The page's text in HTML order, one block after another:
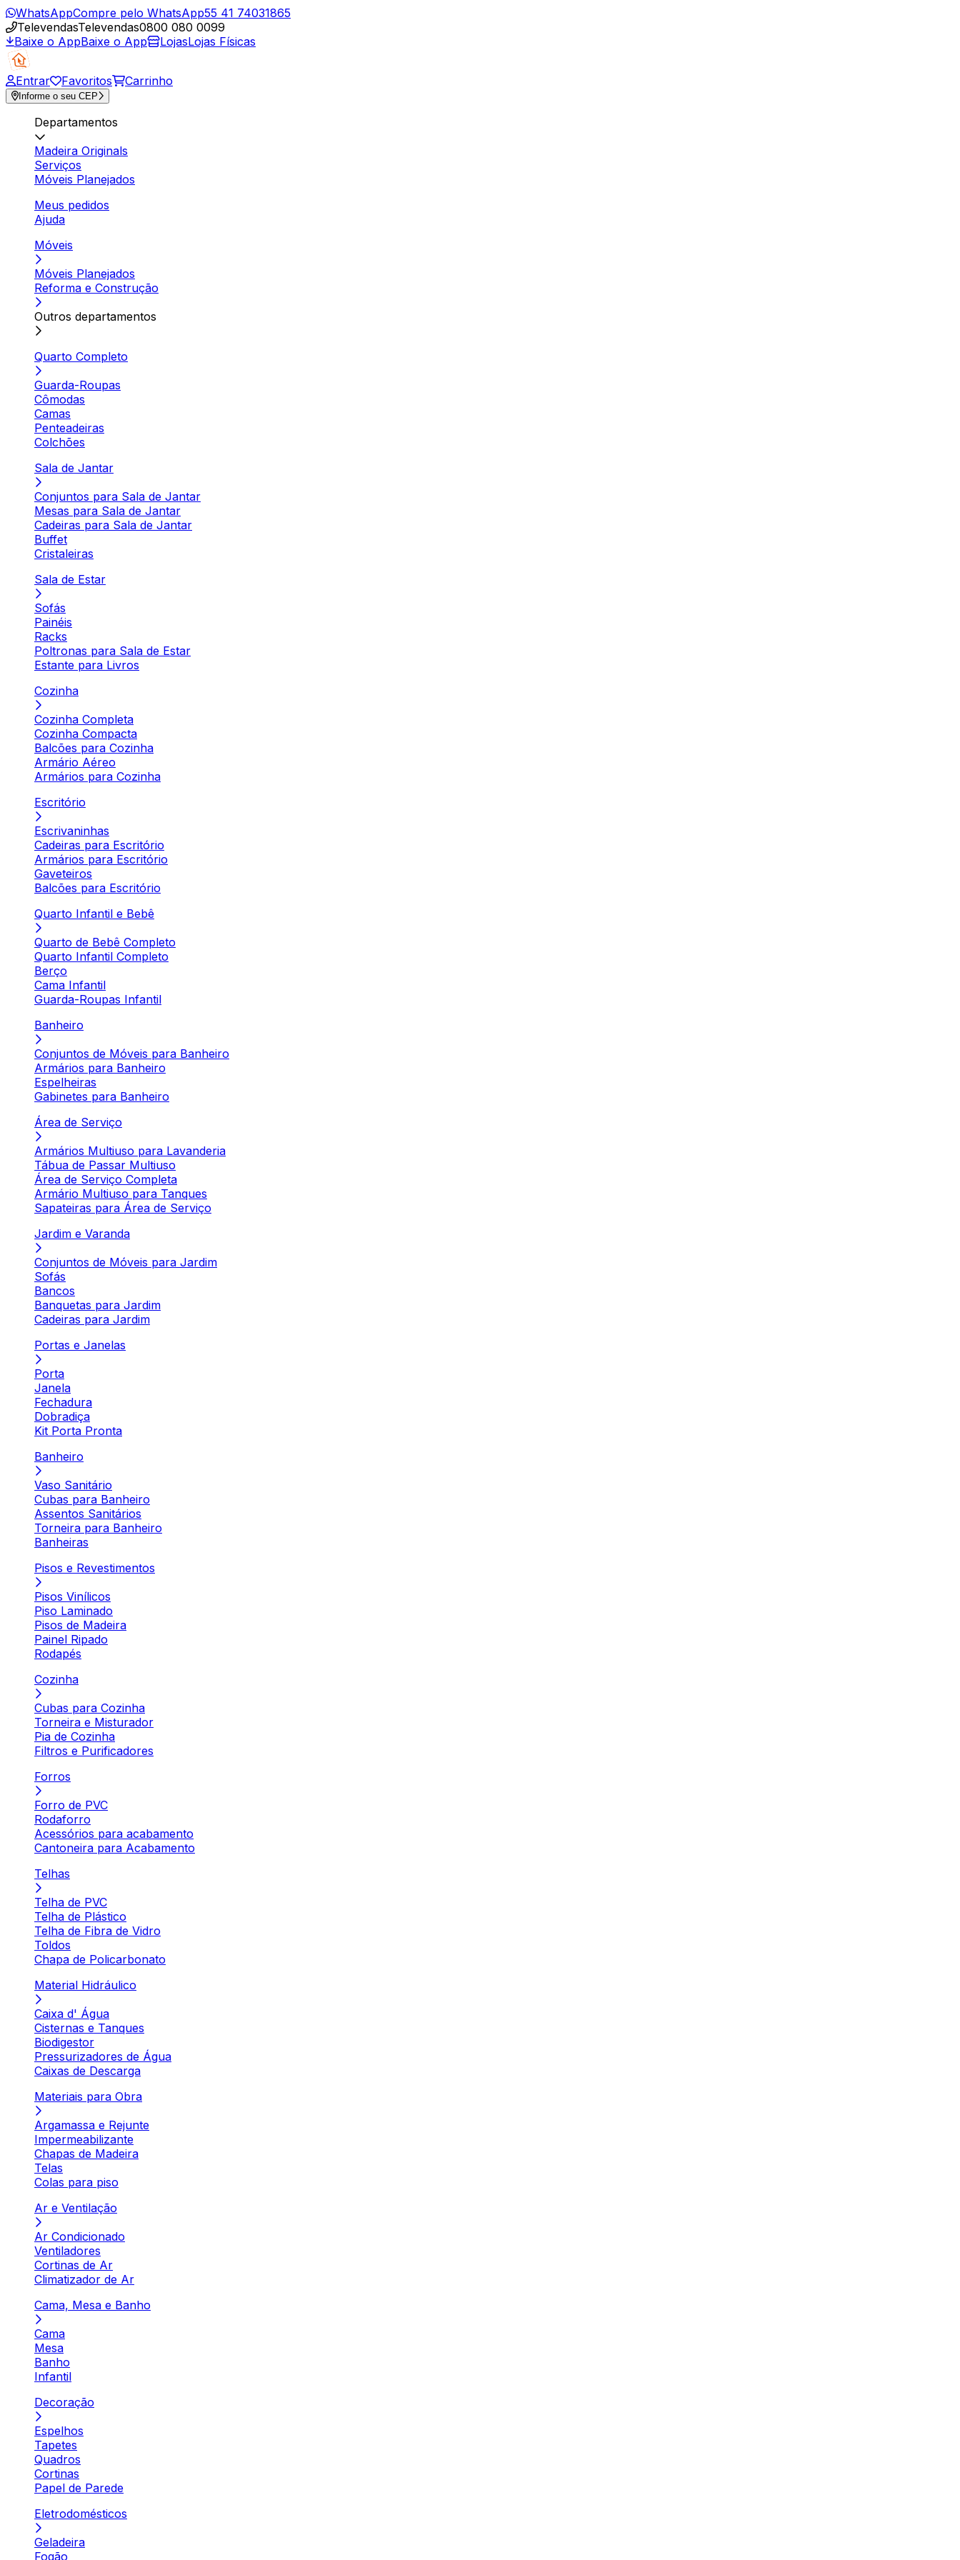
WhatsAppCompre pelo WhatsApp55 41 74031865
TelevendasTelevendas0800 080 0099
Baixe o AppBaixe o App LojasLojas Físicas
Entrar Favoritos Carrinho
Informe o seu CEP
Departamentos
Madeira Originals
Serviços
Móveis Planejados
Meus pedidos
Ajuda
Móveis
Móveis Planejados
Reforma e Construção
Outros departamentos
Quarto Completo
Guarda-Roupas
Cômodas
Camas
Penteadeiras
Colchões
Sala de Jantar
Conjuntos para Sala de Jantar
Mesas para Sala de Jantar
Cadeiras para Sala de Jantar
Buffet
Cristaleiras
Sala de Estar
Sofás
Painéis
Racks
Poltronas para Sala de Estar
Estante para Livros
Cozinha
Cozinha Completa
Cozinha Compacta
Balcões para Cozinha
Armário Aéreo
Armários para Cozinha
Escritório
Escrivaninhas
Cadeiras para Escritório
Armários para Escritório
Gaveteiros
Balcões para Escritório
Quarto Infantil e Bebê
Quarto de Bebê Completo
Quarto Infantil Completo
Berço
Cama Infantil
Guarda-Roupas Infantil
Banheiro
Conjuntos de Móveis para Banheiro
Armários para Banheiro
Espelheiras
Gabinetes para Banheiro
Área de Serviço
Armários Multiuso para Lavanderia
Tábua de Passar Multiuso
Área de Serviço Completa
Armário Multiuso para Tanques
Sapateiras para Área de Serviço
Jardim e Varanda
Conjuntos de Móveis para Jardim
Sofás
Bancos
Banquetas para Jardim
Cadeiras para Jardim
Portas e Janelas
Porta
Janela
Fechadura
Dobradiça
Kit Porta Pronta
Banheiro
Vaso Sanitário
Cubas para Banheiro
Assentos Sanitários
Torneira para Banheiro
Banheiras
Pisos e Revestimentos
Pisos Vinílicos
Piso Laminado
Pisos de Madeira
Painel Ripado
Rodapés
Cozinha
Cubas para Cozinha
Torneira e Misturador
Pia de Cozinha
Filtros e Purificadores
Forros
Forro de PVC
Rodaforro
Acessórios para acabamento
Cantoneira para Acabamento
Telhas
Telha de PVC
Telha de Plástico
Telha de Fibra de Vidro
Toldos
Chapa de Policarbonato
Material Hidráulico
Caixa d' Água
Cisternas e Tanques
Biodigestor
Pressurizadores de Água
Caixas de Descarga
Materiais para Obra
Argamassa e Rejunte
Impermeabilizante
Chapas de Madeira
Telas
Colas para piso
Ar e Ventilação
Ar Condicionado
Ventiladores
Cortinas de Ar
Climatizador de Ar
Cama, Mesa e Banho
Cama
Mesa
Banho
Infantil
Decoração
Espelhos
Tapetes
Quadros
Cortinas
Papel de Parede
Eletrodomésticos
Geladeira
Fogão